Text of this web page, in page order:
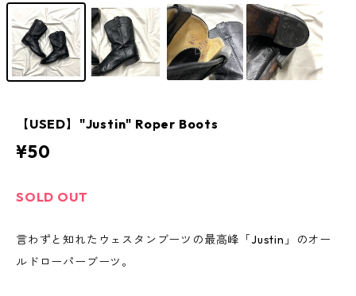
【USED】"Justin" Roper Boots
¥50
SOLD OUT
言わずと知れたウェスタンブーツの最高峰「Justin」のオー
ルドローパーブーツ。